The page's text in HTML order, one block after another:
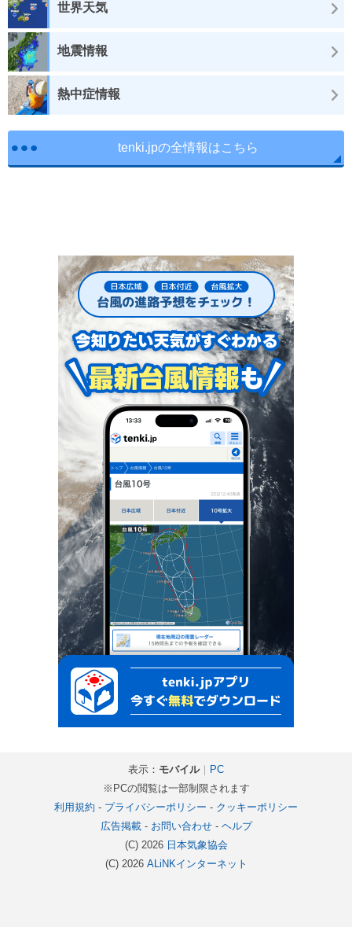
世界天気
地震情報
熱中症情報
tenki.jpの全情報はこちら
表示： モバイル｜
PC
※PCの閲覧は一部制限されます
利用規約 - プライバシーポリシー - クッキーポリシー
広告掲載- お問い合わせ- ヘルプ
(C) 2026 日本気象協会
(C) 2026 ALiNKインターネット